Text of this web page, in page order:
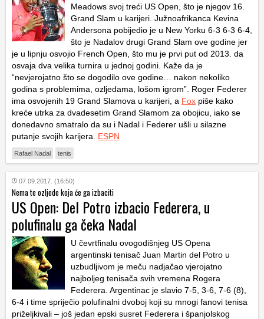
Meadows svoj treći US Open, što je njegov 16.
Grand Slam u karijeri. Južnoafrikanca Kevina
Andersona pobijedio je u New Yorku 6-3 6-3 6-4,
što je Nadalov drugi Grand Slam ove godine jer
je u lipnju osvojio French Open, što mu je prvi put od 2013. da
osvaja dva velika turnira u jednoj godini. Kaže da je
“nevjerojatno što se dogodilo ove godine… nakon nekoliko
godina s problemima, ozljedama, lošom igrom”. Roger Federer
ima osvojenih 19 Grand Slamova u karijeri, a Fox piše kako
kreće utrka za dvadesetim Grand Slamom za obojicu, iako se
donedavno smatralo da su i Nadal i Federer ušli u silazne
putanje svojih karijera. ESPN
Rafael Nadal tenis
07.09.2017. (16:50)
Nema te ozljede koja će ga izbaciti
US Open: Del Potro izbacio Federera, u
polufinalu ga čeka Nadal
U čevrtfinalu ovogodišnjeg US Opena
argentinski tenisač Juan Martin del Potro u
uzbudljivom je meču nadjačao vjerojatno
najboljeg tenisača svih vremena Rogera
Federera. Argentinac je slavio 7-5, 3-6, 7-6 (8),
6-4 i time spriječio polufinalni dvoboj koji su mnogi fanovi tenisa
priželjkivali – još jedan epski susret Federera i španjolskog